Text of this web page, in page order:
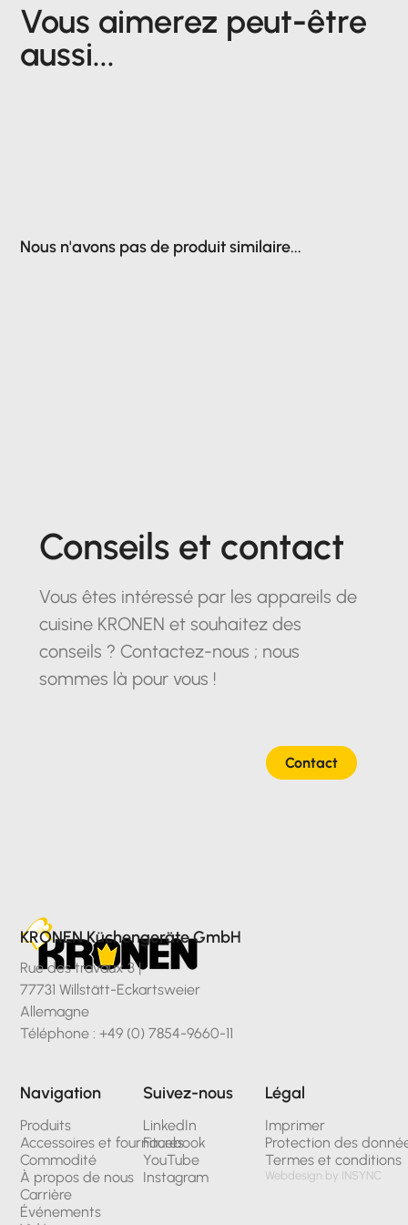
Vous aimerez peut-être
aussi...
Nous n'avons pas de produit similaire...
Conseils et contact
Vous êtes intéressé par les appareils de
cuisine KRONEN et souhaitez des
conseils ? Contactez-nous ; nous
sommes là pour vous !
Contact
KRONEN Küchengeräte GmbH
Rue des travaux 3 |
77731 Willstätt-Eckartsweier
Allemagne
Téléphone : +49 (0) 7854-9660-11
Navigation
Produits
Accessoires et fournitures
Commodité
À propos de nous
Carrière
Événements
Suivez-nous
LinkedIn
Facebook
YouTube
Instagram
Légal
Imprimer
Protection des
Termes et conditions
Webdesign by INSYNC